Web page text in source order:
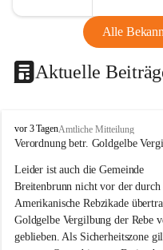
Alle
Aktuelle
B
r
i
t
e
n
b
r
vor 3 TagenAmtliche Mitteilung
Verordnung betr. Goldgelbe
Leider ist auch die Gemeinde
Breitenbrunn nicht vor der durch
Amerikanische Rebzikade
Goldgelbe Vergilbung der Rebe
geblieben. Als Sicherheitszone